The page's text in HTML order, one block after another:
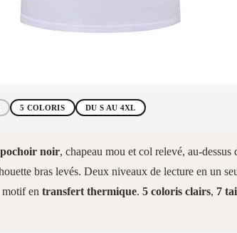
5 COLORIS DU S AU 4XL
noir, chapeau mou et col relevé, au-dessus
bras levés. Deux niveaux de lecture en un
en transfert thermique. 5 coloris clairs, 7